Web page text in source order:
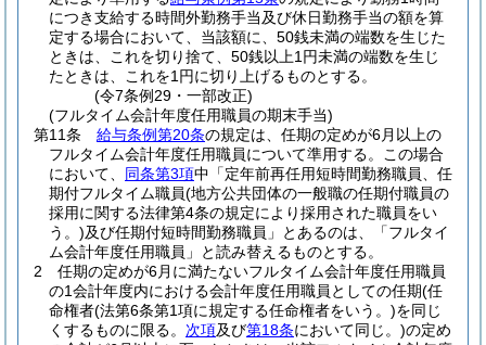
につき支給する時間外勤務手当及び休日勤務手当の額を算
定する場合において、当該額に、50銭未満の端数を生じた
ときは、これを切り捨て、50銭以上1円未満の端数を生じ
たときは、これを1円に切り上げるものとする。
(令7条例29・一部改正)
(フルタイム会計年度任用職員の期末手当)
第11条
給与条例第20条の規定は、任期の定めが6月以上の
フルタイム会計年度任用職員について準用する。
この場合
において、 同条第3項中「定年前再任用短時間勤務職員、任
期付フルタイム職員(地方公共団体の一般職の任期付職員の
採用に関する法律第4条の規定により採用された職員をい
う。)及び任期付短時間勤務職員」とあるのは、「フルタイ
ム会計年度任用職員」と読み替えるものとする。
2
任期の定めが6月に満たないフルタイム会計年度任用職員
の1会計年度内における会計年度任用職員としての任期(任
命権者(法第6条第1項に規定する任命権者をいう。)を同じ
くするものに限る。 次項及び第18条において同じ。)の定め